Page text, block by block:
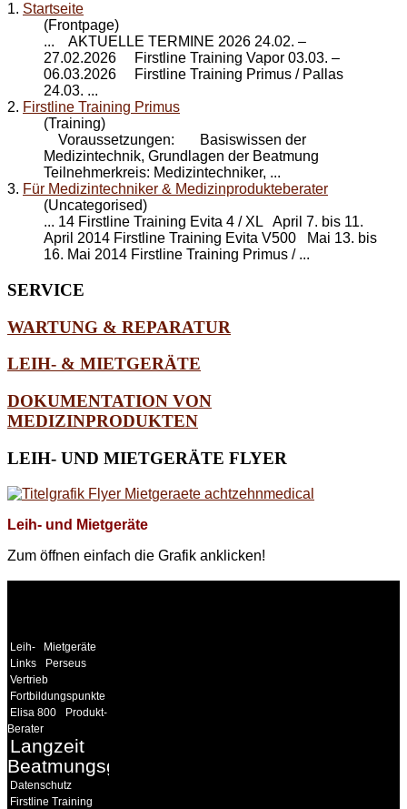
1. Startseite
(Frontpage)
... AKTUELLE TERMINE 2026 24.02. –
27.02.2026 Firstline Training Vapor 03.03. –
06.03.2026
Firstline Training Primus / Pallas
24.03. ...
2. Firstline Training Primus
(Training)
Voraussetzungen: Basiswissen der
Medizintechnik, Grundlagen der Beatmung
Teilnehmerkreis: Medizintechniker, ...
3. Für Medizintechniker & Medizinprodukteberater
(Uncategorised)
... 14 Firstline Training Evita 4 / XL April 7. bis 11.
April 2014 Firstline Training Evita V500 Mai 13. bis
16. Mai 2014 Firstline Training Primus / ...
SERVICE
WARTUNG & REPARATUR
LEIH- & MIETGERÄTE
DOKUMENTATION VON
MEDIZINPRODUKTEN
LEIH- UND MIETGERÄTE FLYER
Leih- und Mietgeräte
Zum öffnen einfach die Grafik anklicken!
Leih-
Mietgeräte
Links
Perseus
Vertrieb
Fortbildungspunkte
Elisa 800
Produkt-
Berater
Langzeit
Beatmungsgeräte
Datenschutz
Firstline Training